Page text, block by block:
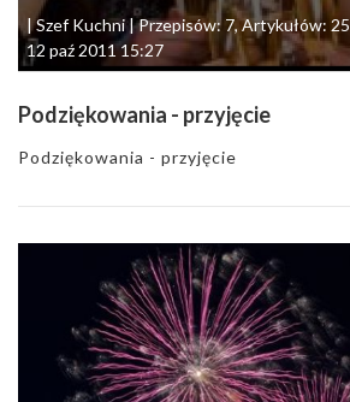
| Szef Kuchni | Przepisów: 7, Artykułów: 25
12 paź 2011 15:27
Podziękowania - przyjęcie
Podziękowania - przyjęcie